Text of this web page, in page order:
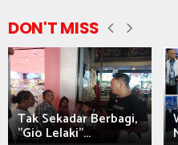
DON'T MISS
Tak Sekadar Berbagi,
"Gio Lelaki"...